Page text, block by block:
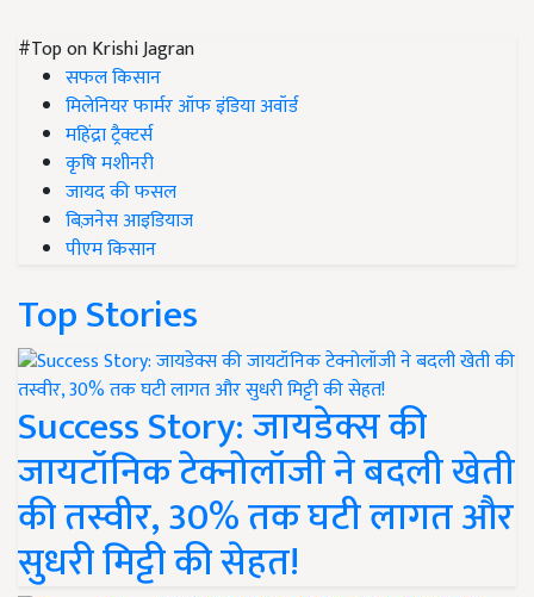
#Top on Krishi Jagran
सफल किसान
मिलेनियर फार्मर ऑफ इंडिया अवॉर्ड
महिंद्रा ट्रैक्टर्स
कृषि मशीनरी
जायद की फसल
बिज़नेस आइडियाज
पीएम किसान
Top Stories
Success Story: जायडेक्स की
जायटॉनिक टेक्नोलॉजी ने बदली खेती
की तस्वीर, 30% तक घटी लागत और
सुधरी मिट्टी की सेहत!